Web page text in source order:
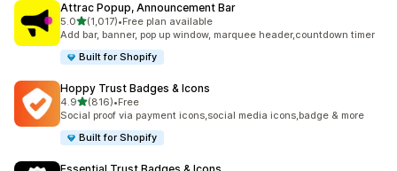
Attrac Popup, Announcement Bar
5.05つ星中
(1,017)
合計レビュー数：1017件
•Free plan available
Add bar, banner, pop up window, marquee header,countdown timer
Built for Shopify
Hoppy Trust Badges & Icons
4.95つ星中
(816)
合計レビュー数：816件
•Free
Social proof via payment icons,social media icons,badge & more
Built for Shopify